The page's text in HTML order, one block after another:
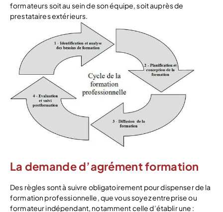
formateurs soit au sein de son équipe, soit auprès de
prestataires extérieurs.
La demande d’agrément formation
Des règles sont à suivre obligatoirement pour dispenser de la
formation professionnelle, que vous soyez entreprise ou
formateur indépendant, notamment celle d’établir une :